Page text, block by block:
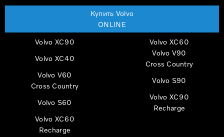
Купить Volvo
ONLINE
Volvo XC90
Volvo XC60
Volvo XC40
Volvo V90
Cross Country
Volvo V60
Cross Country
Volvo S90
Volvo S60
Volvo XC90
Recharge
Volvo XC60
Recharge